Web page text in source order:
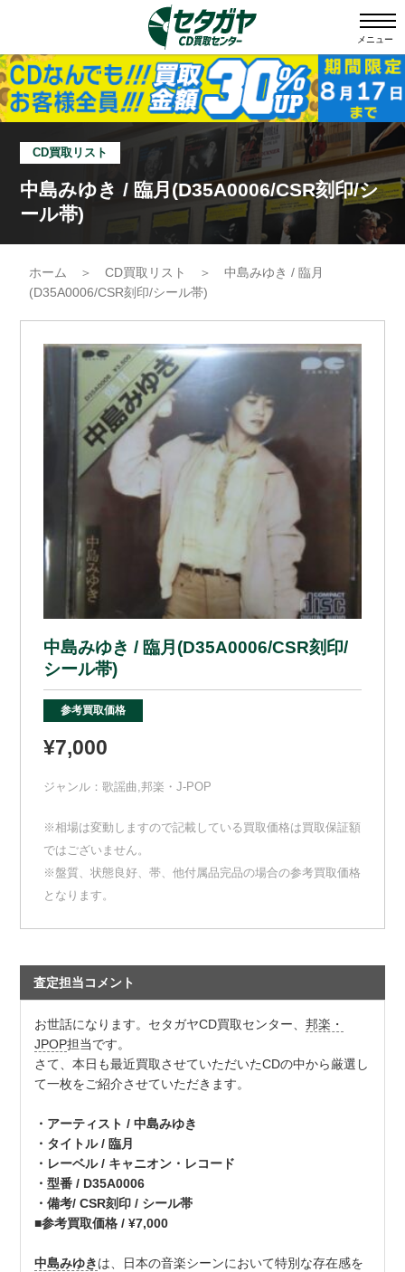
メニュー
CD買取リスト
中島みゆき / 臨月(D35A0006/CSR刻印/シ
ール帯)
ホーム ＞ CD買取リスト ＞
中島みゆき / 臨月
(D35A0006/CSR刻印/シール帯)
中島みゆき / 臨月(D35A0006/CSR刻印/
シール帯)
参考買取価格
¥7,000
ジャンル：歌謡曲 ,邦楽・J-POP
※相場は変動しますので記載している買取価格は買取保証額
ではございません。
※盤質、状態良好、帯、他付属品完品の場合の参考買取価格
となります。
査定担当コメント
お世話になります。セタガヤCD買取センター、邦楽・
JPOP担当です。
さて、本日も最近買取させていただいたCDの中から厳選し
て一枚をご紹介させていただきます。
・アーティスト / 中島みゆき
・タイトル / 臨月
・レーベル / キャニオン・レコード
・型番 / D35A0006
・備考/ CSR刻印 / シール帯
■参考買取価格 / ¥7,000
中島みゆきは、日本の音楽シーンにおいて特別な存在感を